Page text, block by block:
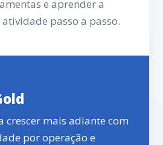
e aprender a
passo a passo.
crescer mais adiante com
por operação e